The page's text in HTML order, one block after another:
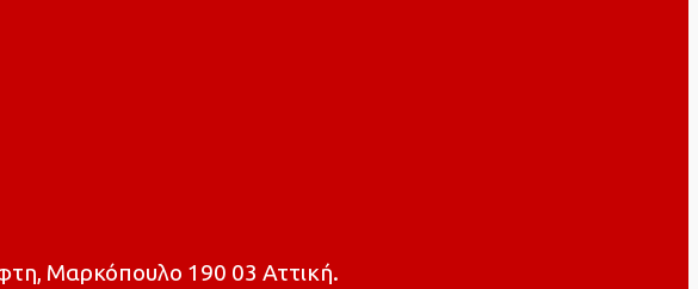
Μαρκόπουλο 190 03 Αττική.